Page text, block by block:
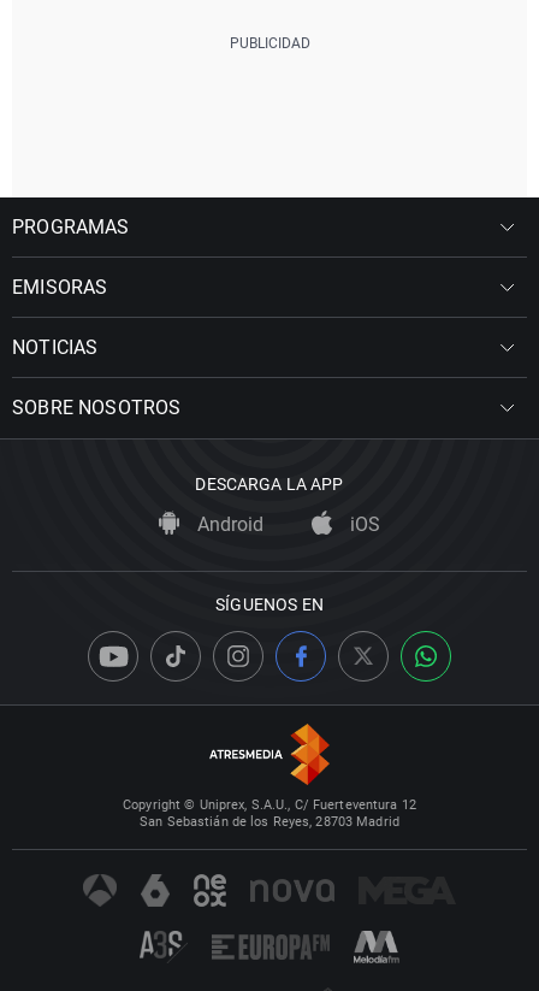
PROGRAMAS
EMISORAS
NOTICIAS
SOBRE NOSOTROS
DESCARGA LA APP
Android iOS
SÍGUENOS EN
Copyright © Uniprex, S.A.U., C/ Fuerteventura 12
San Sebastián de los Reyes, 28703 Madrid